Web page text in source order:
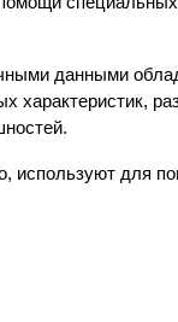
данными
характеристик,
используют для